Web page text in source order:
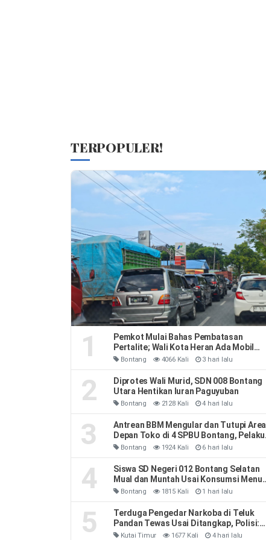
TERPOPULER!
1
Pemkot Mulai Bahas Pembatasan
Pertalite; Wali Kota Heran Ada Mobil
Habiskan 40 Liter Sehari
Bontang 4066 Kali 3 hari lalu
2
Diprotes Wali Murid, SDN 008 Bontang
Utara Hentikan Iuran Paguyuban
Bontang 2128 Kali 4 hari lalu
3
Antrean BBM Mengular dan Tutupi Area
Depan Toko di 4 SPBU Bontang, Pelaku
Usaha Rugi
Bontang 1924 Kali 6 hari lalu
4
Siswa SD Negeri 012 Bontang Selatan
Mual dan Muntah Usai Konsumsi Menu
MBG
Bontang 1815 Kali 1 hari lalu
5
Terduga Pengedar Narkoba di Teluk
Pandan Tewas Usai Ditangkap, Polisi:
Sempat Melawan dan Mengeluh Sesak
Kutai Timur 1677 Kali 4 hari lalu